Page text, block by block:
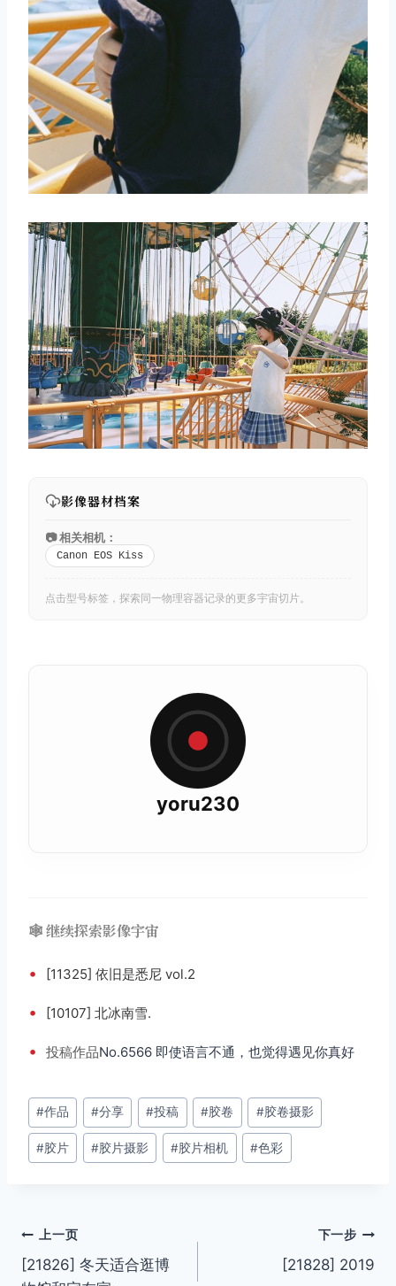
影像器材档案
📷 相关相机：
Canon EOS Kiss
点击型号标签，探索同一物理容器记录的更多宇宙切片。
yoru230
🕸️ 继续探索影像宇宙
• [11325] 依旧是悉尼 vol.2
• [10107] 北冰南雪.
• 投稿作品No.6566 即使语言不通，也觉得遇见你真好
文
章
标
#作品 #分享 #投稿 #胶卷 #胶卷摄影
#胶片 #胶片摄影 #胶片相机 #色彩
文
章
上一页
[21826] 冬天适合逛博
下一步
[21828] 2019